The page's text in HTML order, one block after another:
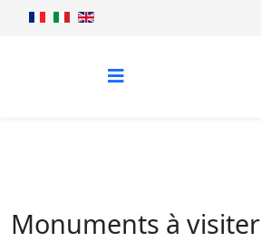
Monuments à visiter